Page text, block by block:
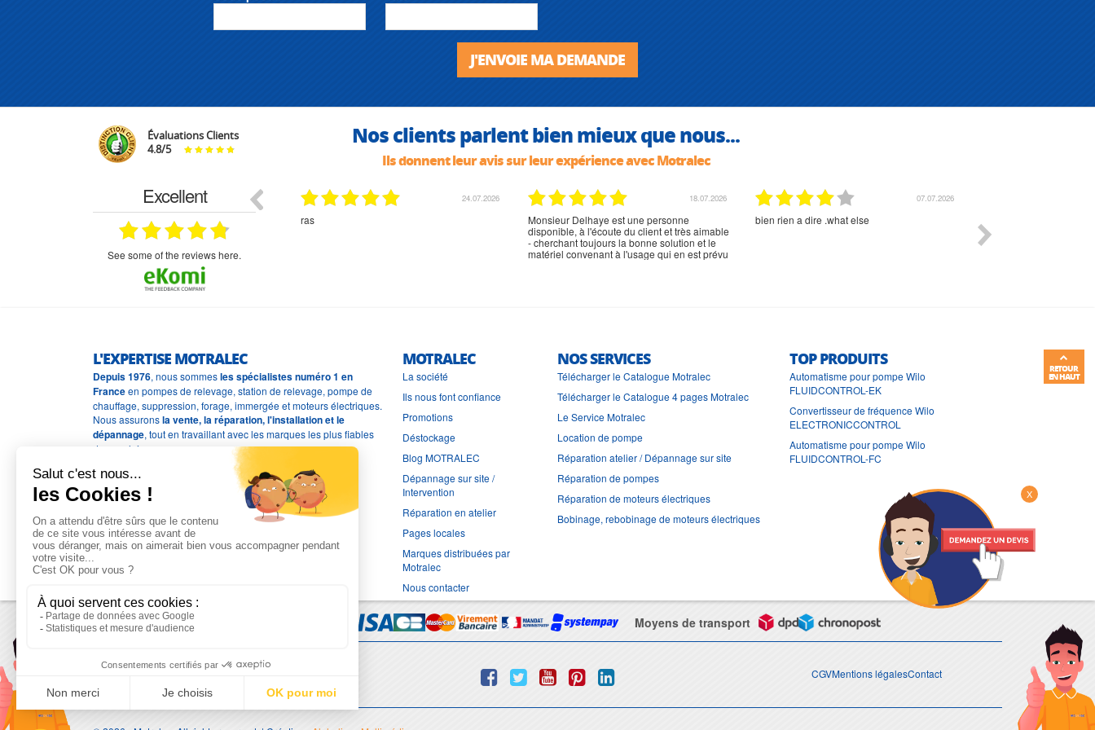
J'ENVOIE MA DEMANDE
Évaluations Clients
4.8/5 Nos clients parlent bien mieux que nous...
Ils donnent leur avis sur leur expérience avec Motralec
Excellent
see some of the reviews here.
29.03.2026
bonjour commande pompe puit malgré un
appel en dehors des heures d ouverture votre
commercial a géré ma demande le devis reçu
immédiatement un fois le paiement effectue la
commande a été valider l envoi a été un peu
long mais dans l ensemble très satisfait
24.07.2026
ras
18.07.2026
Monsieur Delhaye est une personne
disponible, à l'écoute du client et très aimable
- cherchant toujours la bonne solution et le
matériel convenant à l'usage qui en est prévu
07.07.2026
bien rien a dire .what else
L'EXPERTISE MOTRALEC
Depuis 1976, nous sommesles spécialistes numéro 1 en
Franceen pompes de relevage, station de relevage, pompe de
chauffage, suppression, forage, immergée et moteurs électriques.
Nous assuronsla vente, la réparation, l'installation et le
dépannage, tout en travaillant avec les marques les plus fiables
du marché.
MOTRALEC
La société
Ils nous font confiance
Promotions
Déstockage
Blog MOTRALEC
Dépannage sur site /
Intervention
Réparation en atelier
Pages locales
Marques distribuées par
Motralec
Nous contacter
NOS SERVICES
Télécharger le Catalogue Motralec
Télécharger le Catalogue 4 pages Motralec
Le Service Motralec
Location de pompe
Réparation atelier / Dépannage sur site
Réparation de pompes
Réparation de moteurs électriques
Bobinage, rebobinage de moteurs électriques
TOP PRODUITS
Automatisme pour pompe Wilo
FLUIDCONTROL-EK
Convertisseur de fréquence Wilo
ELECTRONICCONTROL
Automatisme pour pompe Wilo
FLUIDCONTROL-FC
Moyens de transport
CGVMentions légalesContact
X
RETOUR
EN HAUT